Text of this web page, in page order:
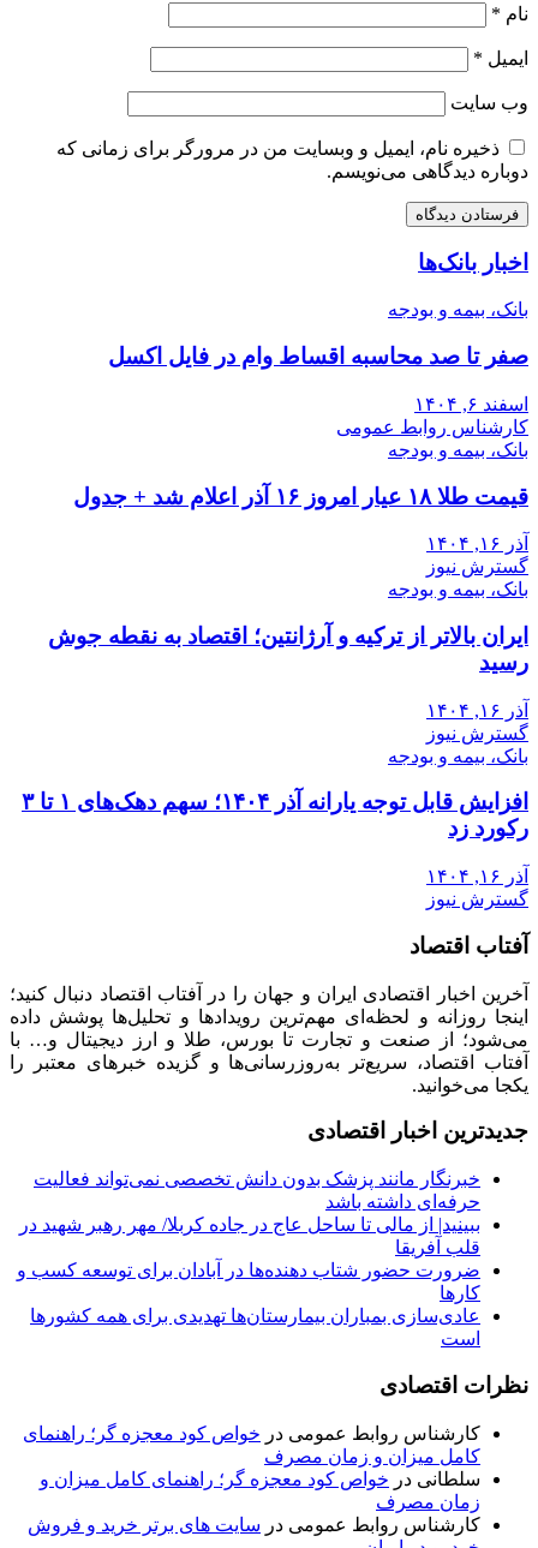
نام *
ایمیل *
وب‌ سایت
ذخیره نام، ایمیل و وبسایت من در مرورگر برای زمانی که
دوباره دیدگاهی می‌نویسم.
اخبار بانک‌ها
بانک، بیمه و بودجه
صفر تا صد محاسبه اقساط وام در فایل اکسل
اسفند ۶, ۱۴۰۴
کارشناس روابط عمومی
بانک، بیمه و بودجه
قیمت طلا ۱۸ عیار امروز ۱۶ آذر اعلام شد + جدول
آذر ۱۶, ۱۴۰۴
گسترش نیوز
بانک، بیمه و بودجه
ایران بالاتر از ترکیه و آرژانتین؛ اقتصاد به نقطه جوش
رسید
آذر ۱۶, ۱۴۰۴
گسترش نیوز
بانک، بیمه و بودجه
افزایش قابل توجه یارانه آذر ۱۴۰۴؛ سهم دهک‌های ۱ تا ۳
رکورد زد
آذر ۱۶, ۱۴۰۴
گسترش نیوز
آفتاب اقتصاد
آخرین اخبار اقتصادی ایران و جهان را در آفتاب اقتصاد دنبال کنید؛
اینجا روزانه و لحظه‌ای مهم‌ترین رویدادها و تحلیل‌ها پوشش داده
می‌شود؛ از صنعت و تجارت تا بورس، طلا و ارز دیجیتال و… با
آفتاب اقتصاد، سریع‌تر به‌روزرسانی‌ها و گزیده خبرهای معتبر را
یکجا می‌خوانید.
جدیدترین اخبار اقتصادی
خبرنگار مانند پزشک بدون دانش تخصصی نمی‌تواند فعالیت
حرفه‌ای داشته باشد
ببینید| از مالی تا ساحل عاج در جاده کربلا/ مهر رهبر شهید در
قلب آفریقا
ضرورت حضور شتاب ‌دهنده‌ها در آبادان برای توسعه کسب‌ و
کارها
عادی‌سازی بمباران بیمارستان‌ها تهدیدی برای همه کشورها
است
نظرات اقتصادی
کارشناس روابط عمومی در خواص کود معجزه گر؛ راهنمای
کامل میزان و زمان مصرف
سلطانی در خواص کود معجزه گر؛ راهنمای کامل میزان و
زمان مصرف
کارشناس روابط عمومی در سایت های برتر خرید و فروش